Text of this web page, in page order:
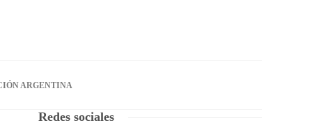
ARGENTINA
Redes sociales